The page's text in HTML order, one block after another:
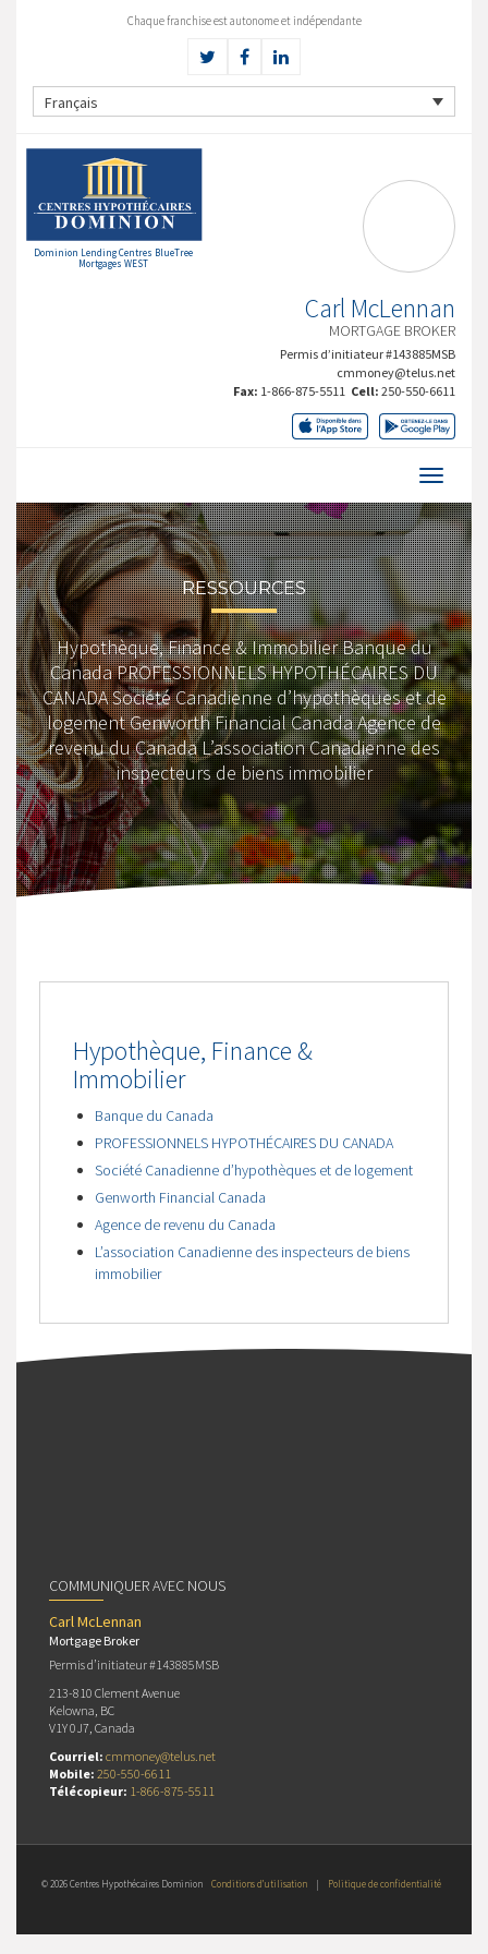
Chaque franchise est autonome et indépendante
Français
Dominion Lending Centres BlueTree
Mortgages WEST
Carl McLennan
MORTGAGE BROKER
Permis d’initiateur #143885MSB
cmmoney@telus.net
Cell: 250-550-6611
Fax: 1-866-875-5511
RESSOURCES
Hypothèque, Finance & Immobilier Banque du
Canada PROFESSIONNELS HYPOTHÉCAIRES DU
CANADA Société Canadienne d’hypothèques et de
logement Genworth Financial Canada Agence de
revenu du Canada L’association Canadienne des
inspecteurs de biens immobilier
Hypothèque, Finance &
Immobilier
Banque du Canada
PROFESSIONNELS HYPOTHÉCAIRES DU CANADA
Société Canadienne d’hypothèques et de logement
Genworth Financial Canada
Agence de revenu du Canada
L’association Canadienne des inspecteurs de biens
immobilier
COMMUNIQUER AVEC NOUS
Carl McLennan
Mortgage Broker
Permis d’initiateur #143885MSB
213-810 Clement Avenue
Kelowna, BC
V1Y 0J7, Canada
Courriel: cmmoney@telus.net
Mobile: 250-550-6611
Télécopieur: 1-866-875-5511
© 2026 Centres Hypothécaires Dominion Conditions d’utilisation | Politique de confidentialité